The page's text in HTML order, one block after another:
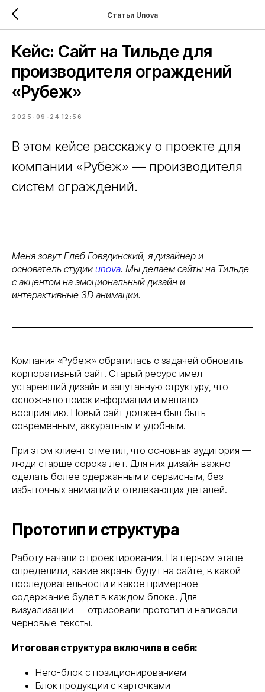
Статьи Unova
Кейс: Сайт на Тильде для
производителя ограждений
«Рубеж»
2025-09-24 12:56
В этом кейсе расскажу о проекте для
компании «Рубеж» — производителя
систем ограждений.
Меня зовут Глеб Говядинский, я дизайнер и
основатель студии unova. Мы делаем сайты на Тильде
с акцентом на эмоциональный дизайн и
интерактивные 3D анимации.
Компания «Рубеж» обратилась с задачей обновить
корпоративный сайт. Старый ресурс имел
устаревший дизайн и запутанную структуру, что
осложняло поиск информации и мешало
восприятию. Новый сайт должен был быть
современным, аккуратным и удобным.
При этом клиент отметил, что основная аудитория —
люди старше сорока лет. Для них дизайн важно
сделать более сдержанным и сервисным, без
избыточных анимаций и отвлекающих деталей.
Прототип и структура
Работу начали с проектирования. На первом этапе
определили, какие экраны будут на сайте, в какой
последовательности и какое примерное
содержание будет в каждом блоке. Для
визуализации — отрисовали прототип и написали
черновые тексты.
Итоговая структура включила в себя:
Hero-блок c позиционированием
Блок продукции с карточками